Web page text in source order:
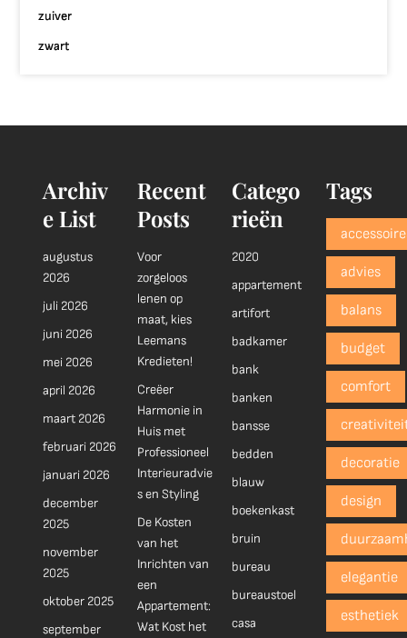
zuiver
zwart
Archiv
e List
augustus
2026
juli 2026
juni 2026
mei 2026
april 2026
maart 2026
februari 2026
januari 2026
december
2025
november
2025
oktober 2025
september
Recent
Posts
Voor
zorgeloos
lenen op
maat, kies
Leemans
Kredieten!
Creëer
Harmonie in
Huis met
Professioneel
Interieuradvie
s en Styling
De Kosten
van het
Inrichten van
een
Appartement:
Wat Kost het
Catego
rieën
2020
appartement
artifort
badkamer
bank
banken
bansse
bedden
blauw
boekenkast
bruin
bureau
bureaustoel
casa
Tags
advies
balans
budget
comfort
decoratie
design
elegantie
esthetiek